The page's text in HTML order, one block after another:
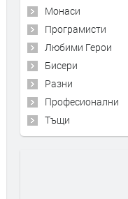
Монаси
Програмисти
Любими Герои
Бисери
Разни
Професионални
Тъщи